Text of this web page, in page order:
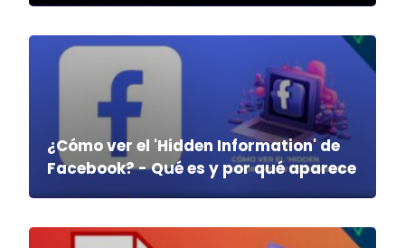
¿Cómo ver el 'Hidden Information' de
Facebook? - Qué es y por qué aparece